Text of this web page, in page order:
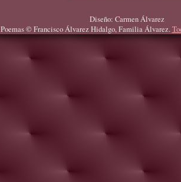
Diseño: Carmen Álvarez
Poemas © Francisco Álvarez Hidalgo, Familia Álvarez.